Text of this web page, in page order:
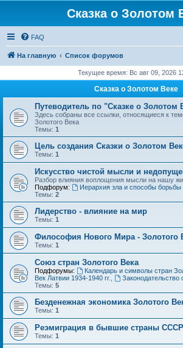
Сказка о Золотом
FAQ
На главную Список форумов
Текущее время: Вс авг 09, 2026
Сказка о Золотом Веке
Путеводитель по "Сказке о Золотом
Здесь собраны все ссылки, относящиеся к
Золотого Века
Темы: 1
Цель создания Сказки о Золотом
Темы: 1
Искусство чистой мысли и
Разбор влияния воплощения мысли на нашу
Подфорум:
Иерархия зла и способы борьбы
Темы: 2
Лидерство - влияние на мир
Темы: 1
Философия Нового Мира - Золотого
Темы: 1
Cоюз стран Золотого Века
Подфорумы: Календарь и символы стран
Век Латвии 1934-1940 гг.
Законодательство
Темы: 5
Безденежная экономика Золотого
Темы: 1
Реэмиграция в бывшие страны СССР
Темы: 1